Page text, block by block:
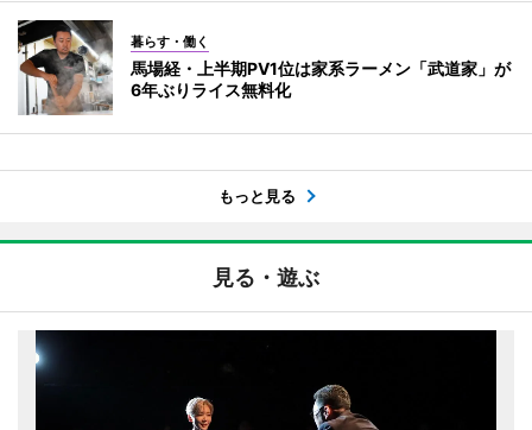
暮らす・働く
馬場経・上半期PV1位は家系ラーメン「武道家」が
6年ぶりライス無料化
もっと見る
見る・遊ぶ